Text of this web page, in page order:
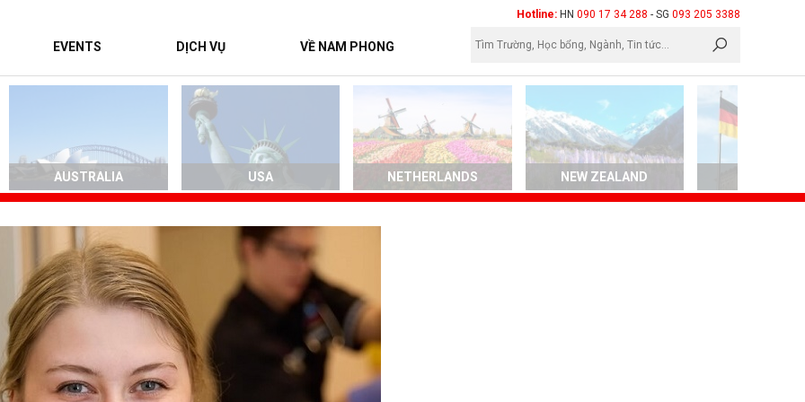
Hotline: HN 090 17 34 288 - SG 093 205 3388
EVENTS DỊCH VỤ VỀ NAM PHONG
AUSTRALIA USA NETHERLANDS NEW ZEALAND